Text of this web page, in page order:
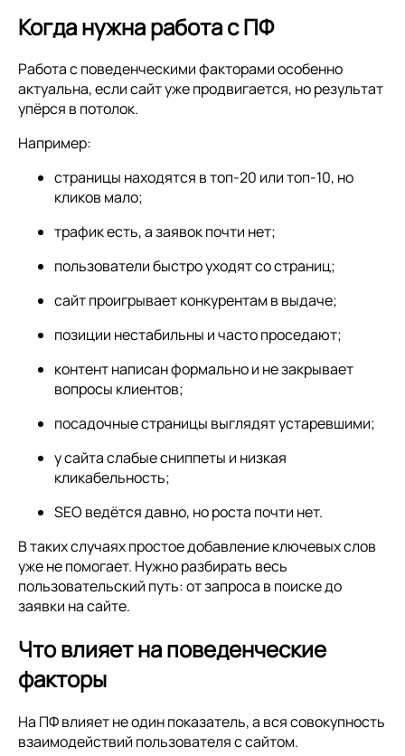
Когда нужна работа с ПФ
Работа с поведенческими факторами особенно
актуальна, если сайт уже продвигается, но результат
упёрся в потолок.
Например:
страницы находятся в топ-20 или топ-10, но
кликов мало;
трафик есть, а заявок почти нет;
пользователи быстро уходят со страниц;
сайт проигрывает конкурентам в выдаче;
позиции нестабильны и часто проседают;
контент написан формально и не закрывает
вопросы клиентов;
посадочные страницы выглядят устаревшими;
у сайта слабые сниппеты и низкая
кликабельность;
SEO ведётся давно, но роста почти нет.
В таких случаях простое добавление ключевых слов
уже не помогает. Нужно разбирать весь
пользовательский путь: от запроса в поиске до
заявки на сайте.
Что влияет на поведенческие
факторы
На ПФ влияет не один показатель, а вся совокупность
взаимодействий пользователя с сайтом.